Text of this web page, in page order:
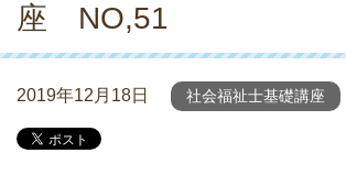
座 NO,51
2019年12月18日 社会福祉士基礎講座